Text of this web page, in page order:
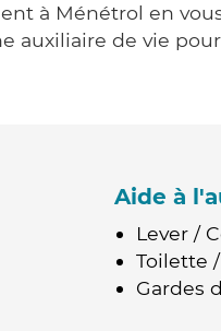
à Ménétrol en
auxiliaire de vie
Aide à
Lever /
Toilette
Gardes